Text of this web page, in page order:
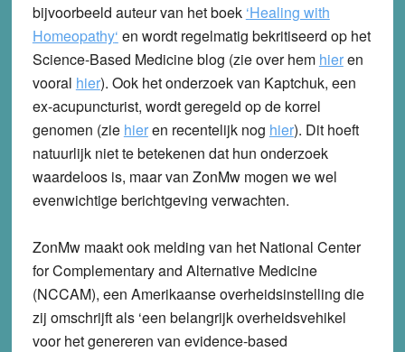
bijvoorbeeld auteur van het boek ‘Healing with
Homeopathy‘ en wordt regelmatig bekritiseerd op het
Science-Based Medicine blog (zie over hem hieren
vooral hier). Ook het onderzoek van Kaptchuk, een
ex-acupuncturist, wordt geregeld op de korrel
genomen (zie hieren recentelijk nog hier). Dit hoeft
natuurlijk niet te betekenen dat hun onderzoek
waardeloos is, maar van ZonMw mogen we wel
evenwichtige berichtgeving verwachten.
ZonMw maakt ook melding van het National Center
for Complementary and Alternative Medicine
(NCCAM), een Amerikaanse overheidsinstelling die
zij omschrijft als ‘een belangrijk overheidsvehikel
voor het genereren van evidence-based